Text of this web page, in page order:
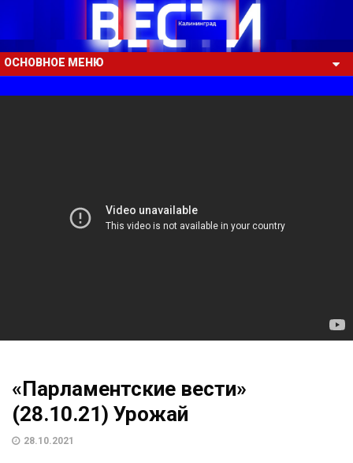
ОСНОВНОЕ МЕНЮ
«Парламентские вести»
(28.10.21) Урожай
28.10.2021